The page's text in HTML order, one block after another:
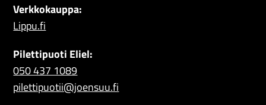
Verkkokauppa:
Lippu.fi
Pilettipuoti Eliel:
050 437 1089
pilettipuotii@joensuu.fi